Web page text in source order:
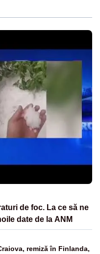
de foc. La ce să ne
date de la ANM
remiză în Finlanda,